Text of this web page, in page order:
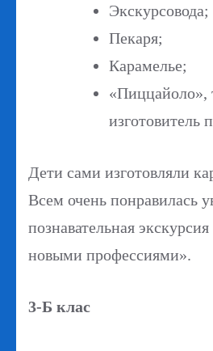
Экскурсовода;
Пекаря;
Карамелье;
«Пиццайоло»,
изготовитель
Дети сами изготовляли
Всем очень понравилась
познавательная
новыми профессиями».
3-Б клас